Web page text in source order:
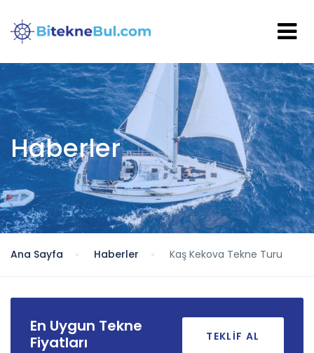
Haberler
Ana Sayfa Haberler Kaş Kekova Tekne Turu
En Uygun Tekne
Fiyatları
TEKLIF AL